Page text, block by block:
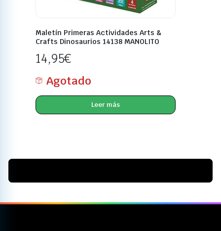
Maletín Primeras Actividades Arts &
Crafts Dinosaurios 14138 MANOLITO
14,95€
Agotado
Leer más